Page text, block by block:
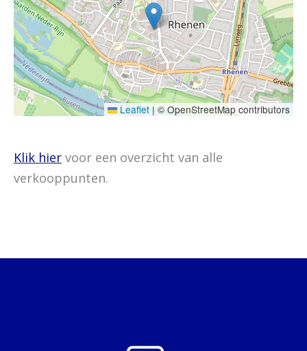
Leaflet |© OpenStreetMap contributors
Klik hier voor een overzicht van alle
verkooppunten.